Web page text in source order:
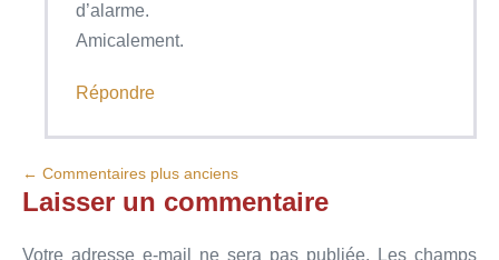
d’alarme.
Amicalement.
Répondre
Navigation
des
← Commentaires plus anciens
Laisser un commentaire
Votre adresse e-mail ne sera pas publiée.
Les champs